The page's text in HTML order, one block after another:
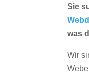
Sie
was
Wir